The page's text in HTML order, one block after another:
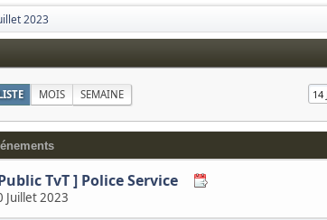
2023
MOIS SEMAINE
TvT ] Police Service
Juillet 2023